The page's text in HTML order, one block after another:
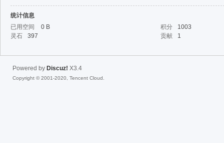
统计信息
已用空间
0 B 积分
1003
灵石
397 贡献 1
Powered by Discuz! X3.4
Copyright © 2001-2020, Tencent Cloud.